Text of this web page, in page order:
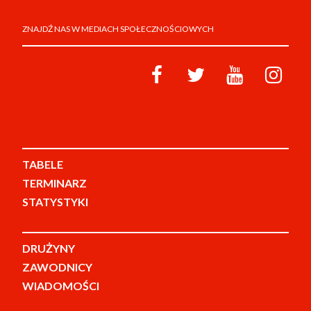
ZNAJDŹ NAS W MEDIACH SPOŁECZNOŚCIOWYCH
TABELE
TERMINARZ
STATYSTYKI
DRUŻYNY
ZAWODNICY
WIADOMOŚCI